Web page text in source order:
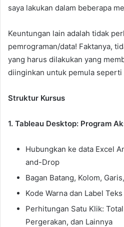
saya lakukan dalam beberapa
Keuntungan lain adalah tidak
pemrograman/data! Faktanya,
yang harus dilakukan yang
diinginkan untuk pemula seperti
Struktur Kursus
1. Tableau Desktop: Program
Hubungkan ke data Excel
and-Drop
Bagan Batang, Kolom,
Kode Warna dan Label Teks
Perhitungan Satu Klik:
Pergerakan, dan Lainnya